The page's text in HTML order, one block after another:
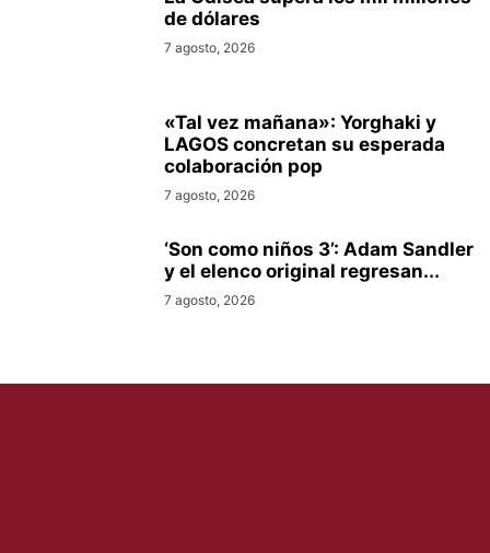
de dólares
7 agosto, 2026
«Tal vez mañana»: Yorghaki y
LAGOS concretan su esperada
colaboración pop
7 agosto, 2026
‘Son como niños 3’: Adam Sandler
y el elenco original regresan...
7 agosto, 2026